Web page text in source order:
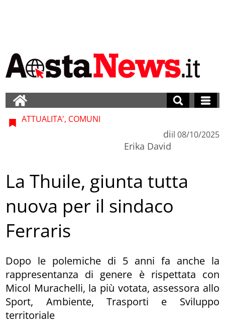
ATTUALITA', COMUNI
di
Erika David
il 08/10/2025
La Thuile, giunta tutta
nuova per il sindaco
Ferraris
Dopo le polemiche di 5 anni fa anche la
rappresentanza di genere è rispettata con
Micol Murachelli, la più votata, assessora allo
Sport, Ambiente, Trasporti e Sviluppo
territoriale